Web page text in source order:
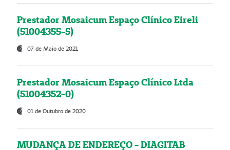
Prestador Mosaicum Espaço Clínico Eireli
(51004355-5)
07 de Maio de 2021
Prestador Mosaicum Espaço Clínico Ltda
(51004352-0)
01 de Outubro de 2020
MUDANÇA DE ENDEREÇO - DIAGITAB